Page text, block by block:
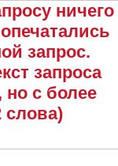
ничего
запрос.
запроса
но с более